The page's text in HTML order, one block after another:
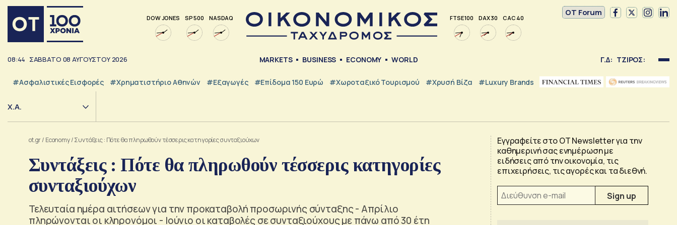
DOW JONES SP 500 NASDAQ FTSE 100 DAX 30 CAC 40
OT Forum
08:44 ΣΑΒΒΑΤΟ 08 ΑΥΓΟΥΣΤΟΥ 2026 MARKETS BUSINESS ECONOMY WORLD Γ.Δ: ΤΖΙΡΟΣ:
#Ασφαλιστικές Εισφορές #Χρηματιστήριο Αθηνών #εξαγωγές #Επίδομα 150 Ευρώ #Χωροταξικό Τουρισμού #Χρυσή Βίζα #luxury Brands
Χ.Α.
ot.gr/ Economy/Συντάξεις : Πότε θα πληρωθούν τέσσερις κατηγορίες συνταξιούχων
Συντάξεις : Πότε θα πληρωθούν τέσσερις κατηγορίες
συνταξιούχων
Τελευταία ημέρα αιτήσεων για την προκαταβολή προσωρινής σύνταξης - Απρίλιο
πληρώνονται οι κληρονόμοι - Ιούνιο οι καταβολές σε συνταξιούχους με πάνω από 30 έτη
Εγγραφείτε στο OT Newsletter για την
καθημερινή σας ενημέρωση με
ειδήσεις από την οικονομία, τις
επιχειρήσεις, τις αγορές και τα διεθνή.